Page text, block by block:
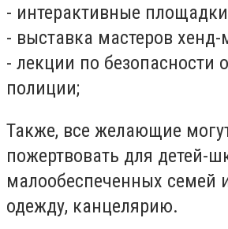
- интерактивные
- выставка мастеров хенд-
- лекции по безопасности
полиции;
Также, все желающие
пожертвовать для детей-
малообеспеченных семей
одежду, канцелярию.